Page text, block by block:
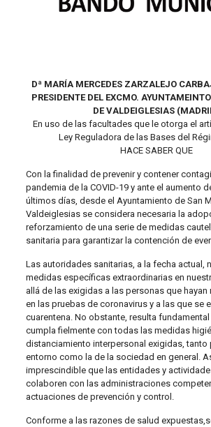
Dª MARÍA MERCEDES ZARZALEJO
PRESIDENTE DEL EXCMO.
DE VALDEIGLESIAS
En uso de las facultades que le otorga el
Ley Reguladora de las Bases del
HACE SABER QUE
Con la finalidad de prevenir y contener
pandemia de la COVID-19 y ante el aumento
últimos días, desde el Ayuntamiento de San
Valdeiglesias se considera necesaria la
reforzamiento de una serie de medidas
sanitaria para garantizar la contención de
Las autoridades sanitarias, a la fecha actual,
medidas específicas extraordinarias en
allá de las exigidas a las personas que
en las pruebas de coronavirus y a las que se
cuarentena. No obstante, resulta
cumpla fielmente con todas las medidas
distanciamiento interpersonal exigidas, tanto
entorno como la de la sociedad en general.
imprescindible que las entidades y
colaboren con las administraciones
actuaciones de prevención y control.
Conforme a las razones de salud